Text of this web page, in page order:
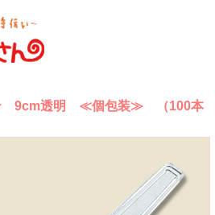
ン 9cm透明 ≪個包装≫ （100本